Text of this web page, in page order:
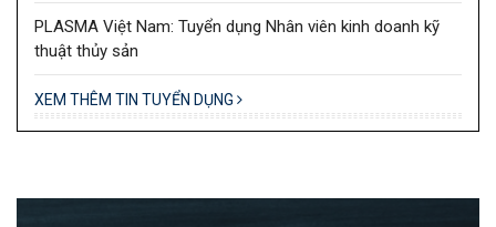
PLASMA Việt Nam: Tuyển dụng Nhân viên kinh doanh kỹ
thuật thủy sản
XEM THÊM TIN TUYỂN DỤNG